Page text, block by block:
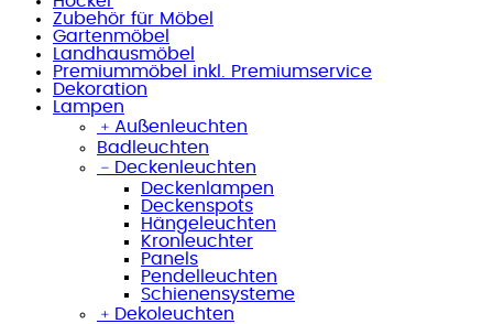
Zubehör für Möbel
Gartenmöbel
Landhausmöbel
Premiummöbel inkl. Premiumservice
Dekoration
Lampen
﹢ Außenleuchten
Badleuchten
﹣ Deckenleuchten
Deckenlampen
Deckenspots
Hängeleuchten
Kronleuchter
Panels
Pendelleuchten
Schienensysteme
﹢ Dekoleuchten